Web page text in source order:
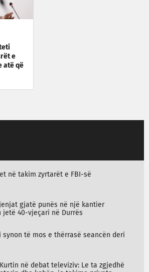
e
atë që
në takim zyrtarët e FBI-së
gjatë punës në një kantier
jetë 40-vjeçari në Durrës
synon të mos e thërrasë seancën deri
në debat televiziv: Le ta zgjedhë